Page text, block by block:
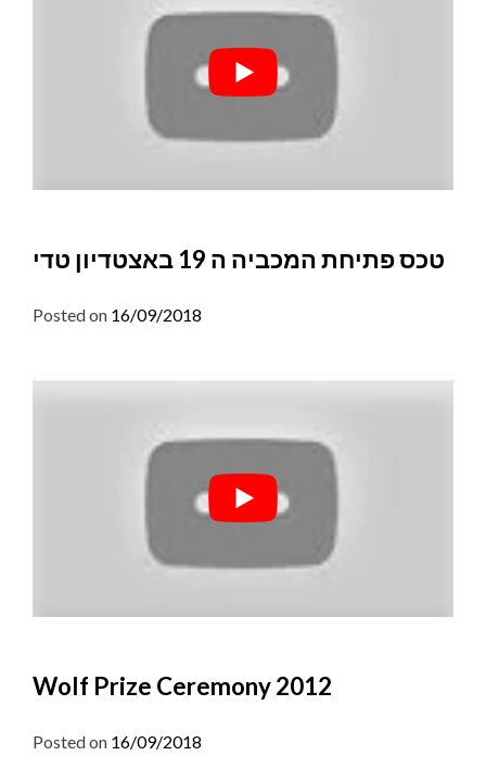
טכס פתיחת המכביה ה 19 באצטדיון טדי
Posted on 16/09/2018
Wolf Prize Ceremony 2012
Posted on 16/09/2018